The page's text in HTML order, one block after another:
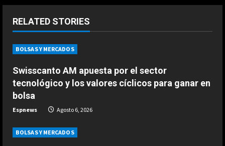
u
e
R
e
a
d
i
RELATED STORIES
BOLSAS Y MERCADOS
Swisscanto AM apuesta por el sector
tecnológico y los valores cíclicos para ganar en
bolsa
Espnews Agosto 6, 2026
BOLSAS Y MERCADOS
2
“Max me dijo que me centrara”: el
consejo de Verstappen a Antonelli
en medio del mundial de F1
ESPAÑA
recientes en Aston Martin:
“Estamos en una buena posición”